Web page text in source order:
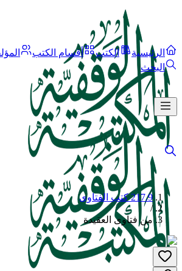
الرئيسية الكتب أقسام الكتب
البحث
217.9 كتب الفتاوى
/
من فتاوى العقيدة